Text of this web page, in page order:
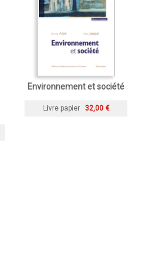
Environnement et société
Livre papier 32,00 €